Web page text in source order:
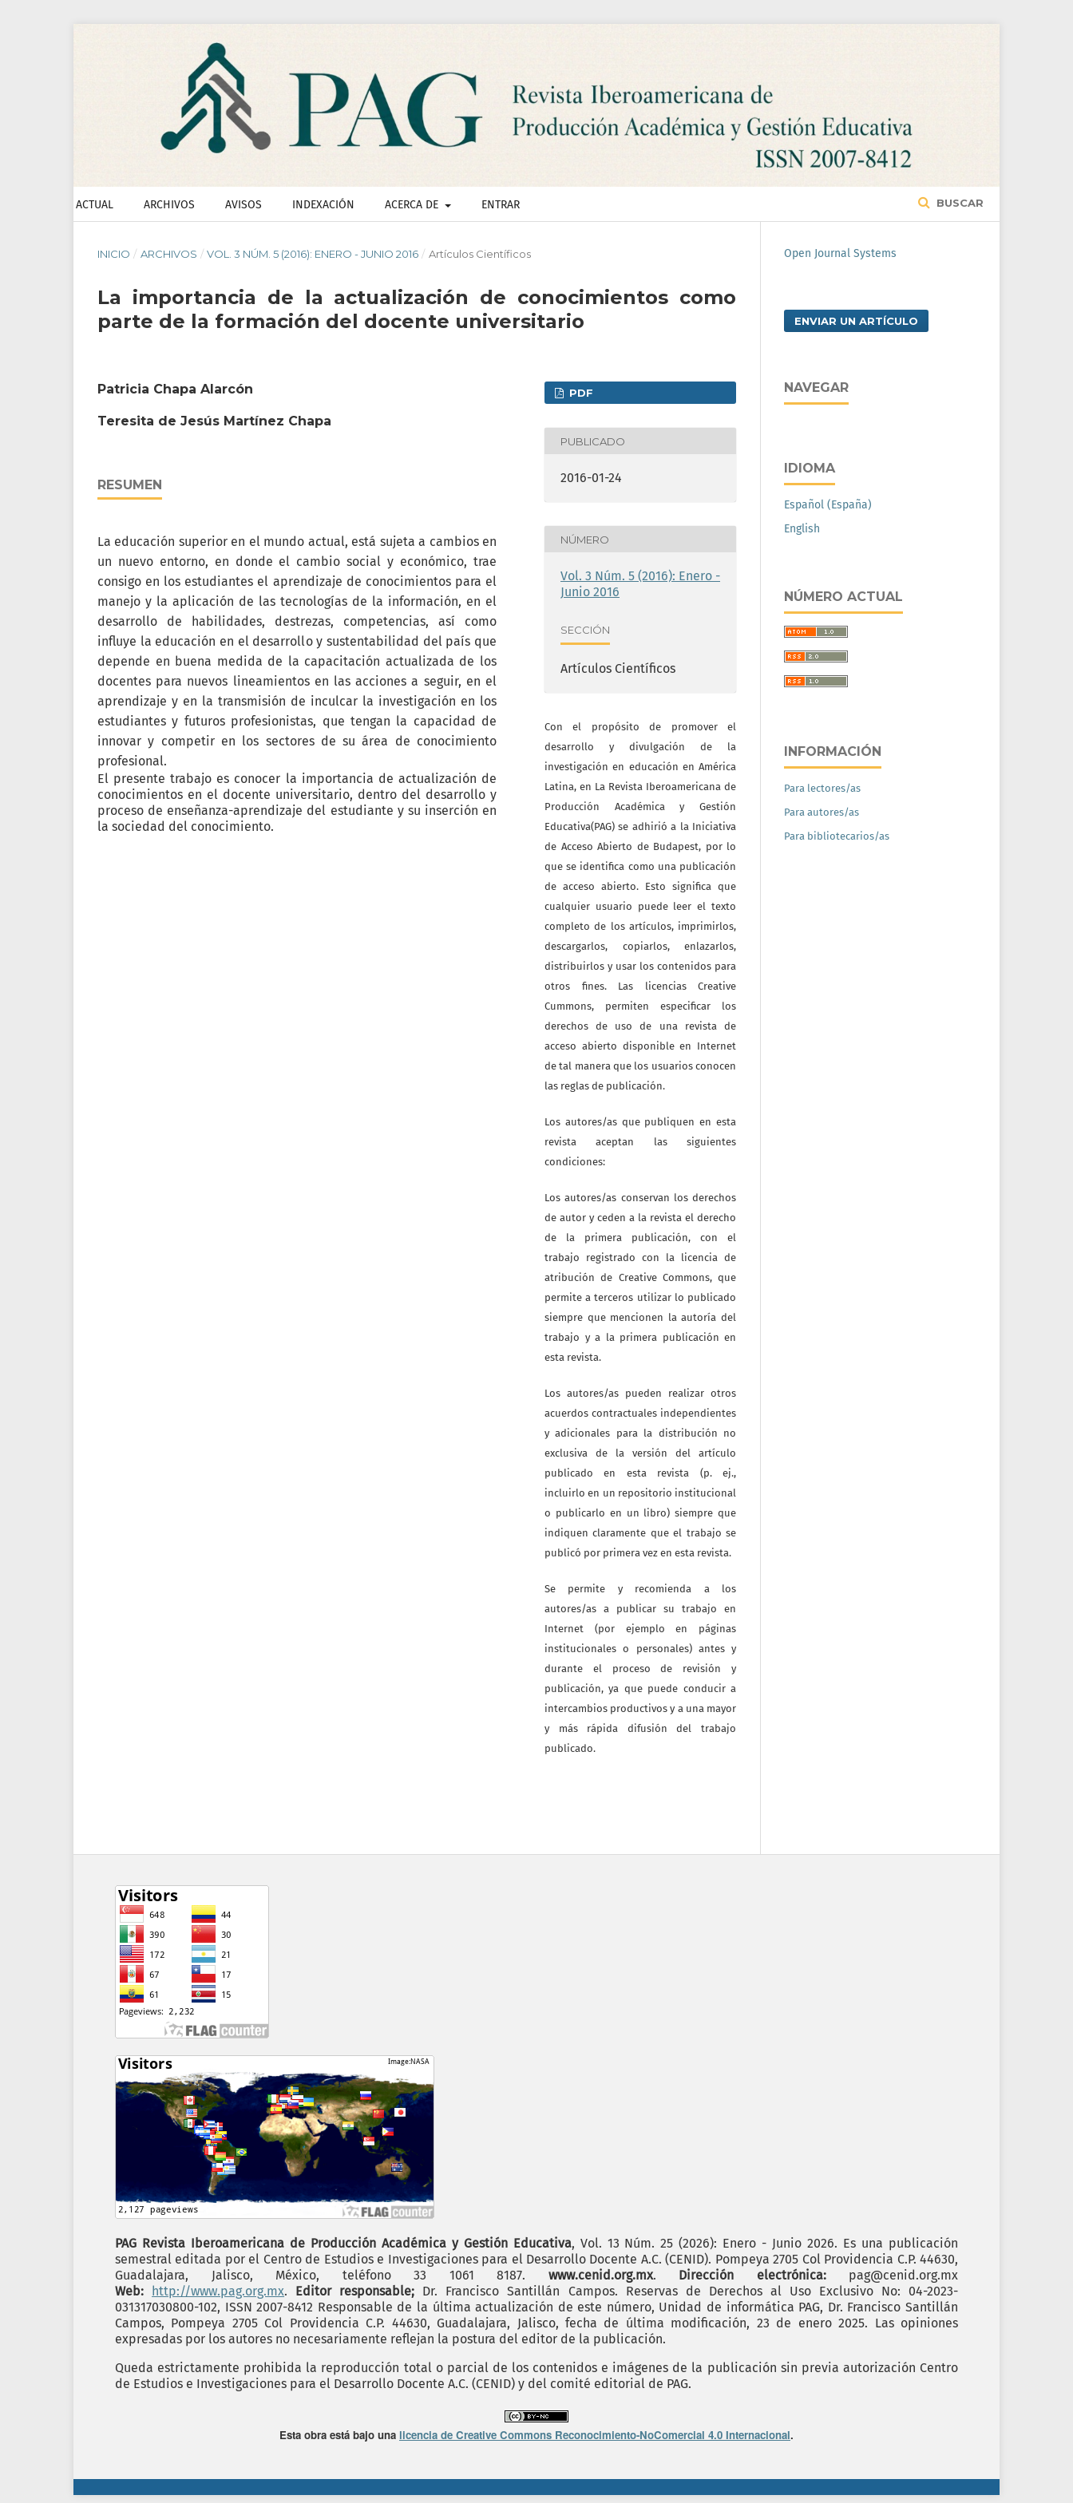
ACTUAL ARCHIVOS AVISOS INDEXACIÓN ACERCA DE ENTRAR BUSCAR
INICIO / ARCHIVOS / VOL. 3 NÚM. 5 (2016): ENERO - JUNIO 2016 / Artículos Científicos
La importancia de la actualización de conocimientos como
parte de la formación del docente universitario
Patricia Chapa Alarcón
Teresita de Jesús Martínez Chapa
RESUMEN
La educación superior en el mundo actual, está sujeta a cambios en
un nuevo entorno, en donde el cambio social y económico, trae
consigo en los estudiantes el aprendizaje de conocimientos para el
manejo y la aplicación de las tecnologías de la información, en el
desarrollo de habilidades, destrezas, competencias, así como
influye la educación en el desarrollo y sustentabilidad del país que
depende en buena medida de la capacitación actualizada de los
docentes para nuevos lineamientos en las acciones a seguir, en el
aprendizaje y en la transmisión de inculcar la investigación en los
estudiantes y futuros profesionistas, que tengan la capacidad de
innovar y competir en los sectores de su área de conocimiento
profesional.
El presente trabajo es conocer la importancia de actualización de
conocimientos en el docente universitario, dentro del desarrollo y
proceso de enseñanza-aprendizaje del estudiante y su inserción en
la sociedad del conocimiento.
PDF
PUBLICADO
2016-01-24
NÚMERO
Vol. 3 Núm. 5 (2016): Enero -
Junio 2016
SECCIÓN
Artículos Científicos
Con el propósito de promover el
desarrollo y divulgación de la
investigación en educación en América
Latina, en La Revista Iberoamericana de
Producción Académica y Gestión
Educativa(PAG) se adhirió a la Iniciativa
de Acceso Abierto de Budapest, por lo
que se identifica como una publicación
de acceso abierto. Esto significa que
cualquier usuario puede leer el texto
completo de los artículos, imprimirlos,
descargarlos, copiarlos, enlazarlos,
distribuirlos y usar los contenidos para
otros fines. Las licencias Creative
Cummons, permiten especificar los
derechos de uso de una revista de
acceso abierto disponible en Internet
de tal manera que los usuarios conocen
las reglas de publicación.
Los autores/as que publiquen en esta
revista aceptan las siguientes
condiciones:
Los autores/as conservan los derechos
de autor y ceden a la revista el derecho
de la primera publicación, con el
trabajo registrado con la licencia de
atribución de Creative Commons, que
permite a terceros utilizar lo publicado
siempre que mencionen la autoría del
trabajo y a la primera publicación en
esta revista.
Los autores/as pueden realizar otros
acuerdos contractuales independientes
y adicionales para la distribución no
exclusiva de la versión del artículo
publicado en esta revista (p. ej.,
incluirlo en un repositorio institucional
o publicarlo en un libro) siempre que
indiquen claramente que el trabajo se
publicó por primera vez en esta revista.
Se permite y recomienda a los
autores/as a publicar su trabajo en
Internet (por ejemplo en páginas
institucionales o personales) antes y
durante el proceso de revisión y
publicación, ya que puede conducir a
intercambios productivos y a una mayor
y más rápida difusión del trabajo
publicado.
Open Journal Systems
ENVIAR UN ARTÍCULO
NAVEGAR
IDIOMA
Español (España)
English
NÚMERO ACTUAL
INFORMACIÓN
Para lectores/as
Para autores/as
Para bibliotecarios/as
PAG Revista Iberoamericana de Producción Académica y Gestión Educativa, Vol. 13 Núm. 25 (2026): Enero - Junio 2026. Es una publicación
semestral editada por el Centro de Estudios e Investigaciones para el Desarrollo Docente A.C. (CENID). Pompeya 2705 Col Providencia C.P. 44630,
Guadalajara, Jalisco, México, teléfono 33 1061 8187. www.cenid.org.mx. Dirección electrónica: pag@cenid.org.mx
Web:
http://www.pag.org.mx. Editor responsable; Dr. Francisco Santillán Campos. Reservas de Derechos al Uso Exclusivo No: 04-2023-
031317030800-102, ISSN 2007-8412 Responsable de la última actualización de este número, Unidad de informática PAG, Dr. Francisco Santillán
Campos, Pompeya 2705 Col Providencia C.P. 44630, Guadalajara, Jalisco, fecha de última modificación, 23 de enero 2025. Las opiniones
expresadas por los autores no necesariamente reflejan la postura del editor de la publicación.
Queda estrictamente prohibida la reproducción total o parcial de los contenidos e imágenes de la publicación sin previa autorización Centro
de Estudios e Investigaciones para el Desarrollo Docente A.C. (CENID) y del comité editorial de PAG.
Esta obra está bajo una licencia de Creative Commons Reconocimiento-NoComercial 4.0 Internacional.